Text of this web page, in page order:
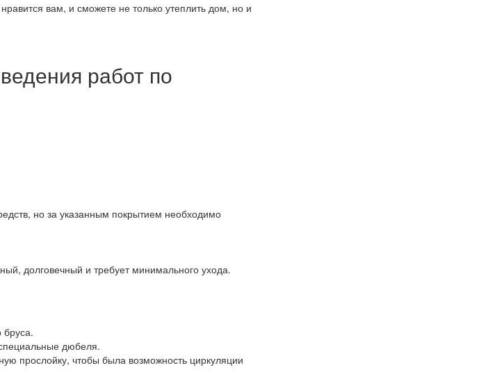
вам, и сможете не только утеплить дом, но и
работ по
но за указанным покрытием необходимо
долговечный и требует минимального ухода.
дюбеля.
прослойку, чтобы была возможность циркуляции